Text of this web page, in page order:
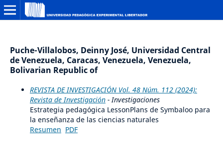
Puche-Villalobos, Deinny José, Universidad Central
de Venezuela, Caracas, Venezuela, Venezuela,
Bolivarian Republic of
REVISTA DE INVESTIGACIÓN Vol. 48 Núm. 112 (2024):
Revista de Investigación- Investigaciones
Estrategia pedagógica LessonPlans de Symbaloo para
la enseñanza de las ciencias naturales
Resumen PDF